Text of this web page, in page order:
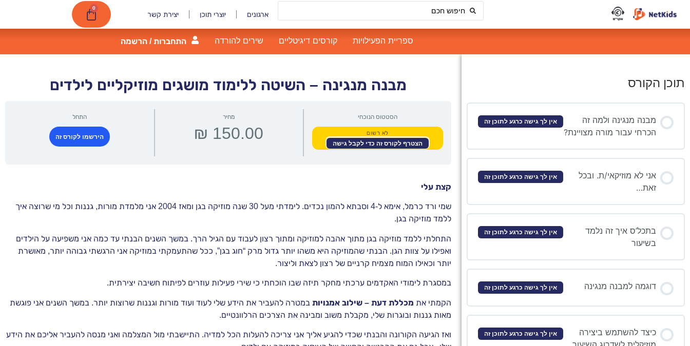
ארגונים יוצרי תוכן יצירת קשר
0
ספריית הפעילויות קורסים דיגיטליים שירים להורדה התחברות / הרשמה
תוכן הקורס
מבנה מנגינה ולמה זה
הכרחי עבור מורה מצויינת?
אין לך גישה כרגע לתוכן זה
אני לא מוזיקאי/ת. ובכל
זאת…
אין לך גישה כרגע לתוכן זה
בתכל’ס איך זה נלמד
בשיעור
אין לך גישה כרגע לתוכן זה
דוגמה למבנה מנגינה אין לך גישה כרגע לתוכן זה
כיצד להשתמש ביצירה
אין לך גישה כרגע לתוכן זה
מבנה מנגינה – השיטה ללימוד מושגים מוזיקליים לילדים
הסטטוס הנוכחי
לא רשום
הצטרף לקורס זה כדי לקבל גישה
מחיר התחל
הירשמו לקורס זה
קצת עלי
שמי ורד כרמל, אימא ל-4 וסבתא להמון נכדים. לימדתי מעל 30 שנה מוזיקה בגן ומאז 2004 אני מלמדת מורות, גננות וכל מי שרוצה איך
ללמד מוזיקה בגן.
התחלתי ללמד מוזיקה בגן מתוך אהבה למוזיקה ומתוך רצון לעבוד עם הגיל הרך. במשך השנים הבנתי עד כמה אני משפיעה על הילדים
ואפילו על צוות הגן. הבנתי שהמוזיקה היא משהו יותר גדול מרק “חוג בגן”, ככל שהתעמקתי במוזיקה אני הרגשתי גבוהה יותר, מאושרת
יותר וכאילו המוח מצמיח קרניים של רצון לצאת וליצור.
במסגרת לימודי האקדמים ערכתי מחקר תיזה שבו הוכחתי כי שירי פעילות עוזרים לפיתוח חשיבה יצירתית.
הקמתי את מכללת דעת – שילוב אמנויותבמטרה להעביר את הידע שלי לעוד ועוד מורות וגננות שרוצות יותר. במשך השנים אני פוגשת
מאות גננות ובוגרות שלי, מקבלת משוב ומבינה את הצרכים הרלוונטיים.
ואז הגיעה הקורונה והבנתי שכדי להגיע אליך אני צריכה להעלות הכל למדיה. התיישבתי מול המצלמה ואני מנסה להעביר אליכם את הידע